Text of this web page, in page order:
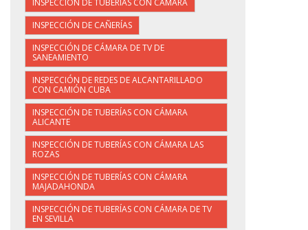
INSPECCIÓN DE CAÑERÍAS
INSPECCIÓN DE CÁMARA DE TV DE
SANEAMIENTO
INSPECCIÓN DE REDES DE ALCANTARILLADO
CON CAMIÓN CUBA
INSPECCIÓN DE TUBERÍAS CON CÁMARA
ALICANTE
INSPECCIÓN DE TUBERÍAS CON CÁMARA LAS
ROZAS
INSPECCIÓN DE TUBERÍAS CON CÁMARA
MAJADAHONDA
INSPECCIÓN DE TUBERÍAS CON CÁMARA DE TV
EN SEVILLA